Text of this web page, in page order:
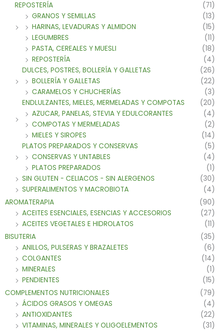
REPOSTERÍA
(71)
GRANOS Y SEMILLAS
(13)
HARINAS, LEVADURAS Y ALMIDON
(15)
LEGUMBRES
(11)
PASTA, CEREALES Y MUESLI
(18)
REPOSTERÍA
(4)
DULCES, POSTRES, BOLLERÍA Y GALLETAS
(26)
BOLLERÍA Y GALLETAS
(22)
CARAMELOS Y CHUCHERÍAS
(3)
ENDLULZANTES, MIELES, MERMELADAS Y COMPOTAS
(20)
AZUCAR, PANELAS, STEVIA Y EDULCORANTES
(4)
COMPOTAS Y MERMELADAS
(2)
MIELES Y SIROPES
(14)
PLATOS PREPARADOS Y CONSERVAS
(5)
CONSERVAS Y UNTABLES
(4)
PLATOS PREPARADOS
(1)
SIN GLUTEN - CELIACOS - SIN ALERGENOS
(30)
SUPERALIMENTOS Y MACROBIOTA
(4)
AROMATERAPIA
(90)
ACEITES ESENCIALES, ESENCIAS Y ACCESORIOS
(27)
ACEITES VEGETALES E HIDROLATOS
(11)
BISUTERIA
(35)
ANILLOS, PULSERAS Y BRAZALETES
(6)
COLGANTES
(14)
MINERALES
(1)
PENDIENTES
(15)
COMPLEMENTOS NUTRICIONALES
(79)
ÁCIDOS GRASOS Y OMEGAS
(4)
ANTIOXIDANTES
(22)
VITAMINAS, MINERALES Y OLIGOELEMENTOS
(31)